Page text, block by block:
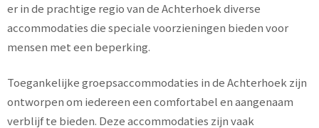
er in de prachtige regio van de Achterhoek diverse
accommodaties die speciale voorzieningen bieden voor
mensen met een beperking.
Toegankelijke groepsaccommodaties in de Achterhoek zijn
ontworpen om iedereen een comfortabel en aangenaam
verblijf te bieden. Deze accommodaties zijn vaak